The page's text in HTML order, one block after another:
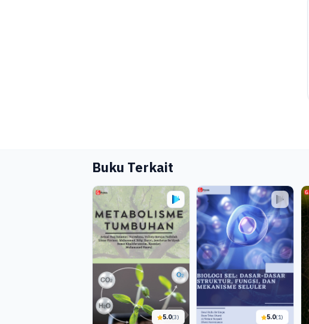
Buku Terkait
5.0(3) 5.0(1)